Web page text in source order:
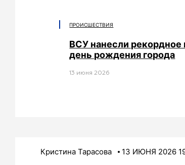
ПРОИСШЕСТВИЯ
ВСУ нанесли рекордное
день рождения города
13 июня 2026
Кристина Тарасова 13 ИЮНЯ 2026